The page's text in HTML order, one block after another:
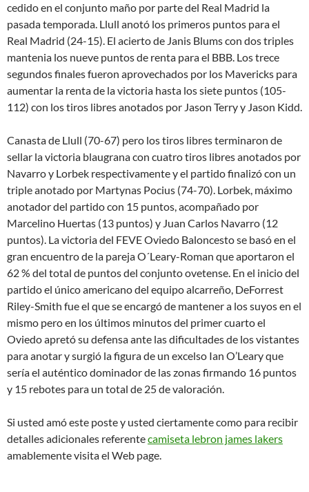
cedido en el conjunto maño por parte del Real Madrid la
pasada temporada. Llull anotó los primeros puntos para el
Real Madrid (24-15). El acierto de Janis Blums con dos triples
mantenia los nueve puntos de renta para el BBB. Los trece
segundos finales fueron aprovechados por los Mavericks para
aumentar la renta de la victoria hasta los siete puntos (105-
112) con los tiros libres anotados por Jason Terry y Jason Kidd.
Canasta de Llull (70-67) pero los tiros libres terminaron de
sellar la victoria blaugrana con cuatro tiros libres anotados por
Navarro y Lorbek respectivamente y el partido finalizó con un
triple anotado por Martynas Pocius (74-70). Lorbek, máximo
anotador del partido con 15 puntos, acompañado por
Marcelino Huertas (13 puntos) y Juan Carlos Navarro (12
puntos). La victoria del FEVE Oviedo Baloncesto se basó en el
gran encuentro de la pareja O´Leary-Roman que aportaron el
62 % del total de puntos del conjunto ovetense. En el inicio del
partido el único americano del equipo alcarreño, DeForrest
Riley-Smith fue el que se encargó de mantener a los suyos en el
mismo pero en los últimos minutos del primer cuarto el
Oviedo apretó su defensa ante las dificultades de los vistantes
para anotar y surgió la figura de un excelso Ian O’Leary que
sería el auténtico dominador de las zonas firmando 16 puntos
y 15 rebotes para un total de 25 de valoración.
Si usted amó este poste y usted ciertamente como para recibir
detalles adicionales referentecamiseta lebron james lakers
amablemente visita el Web page.